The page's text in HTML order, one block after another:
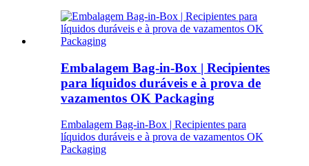
Embalagem Bag-in-Box | Recipientes
para líquidos duráveis ​​e à prova de
vazamentos OK Packaging
Embalagem Bag-in-Box | Recipientes para
líquidos duráveis ​​e à prova de vazamentos OK
Packaging